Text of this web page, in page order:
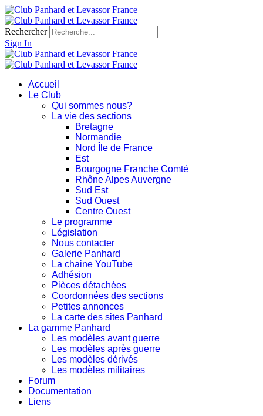
Rechercher
Sign In
Accueil
Le Club
Qui sommes nous?
La vie des sections
Bretagne
Normandie
Nord Île de France
Est
Bourgogne Franche Comté
Rhône Alpes Auvergne
Sud Est
Sud Ouest
Centre Ouest
Le programme
Législation
Nous contacter
Galerie Panhard
La chaine YouTube
Adhésion
Pièces détachées
Coordonnées des sections
Petites annonces
La carte des sites Panhard
La gamme Panhard
Les modèles avant guerre
Les modèles après guerre
Les modèles dérivés
Les modèles militaires
Forum
Documentation
Liens